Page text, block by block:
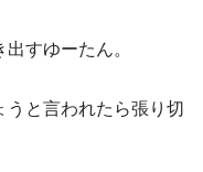
すゆーたん。
と言われたら張り切